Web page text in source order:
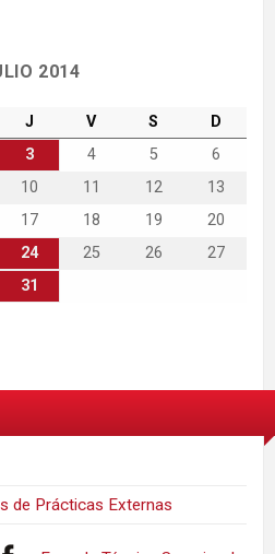
2014
J V S
D
3 4 5
6
10 11 12
13
17 18 19
20
24 25 26
27
31
de Prácticas Externas